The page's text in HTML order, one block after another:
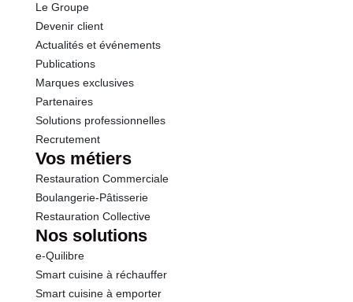
Le Groupe
Devenir client
Actualités et événements
Publications
Marques exclusives
Partenaires
Solutions professionnelles
Recrutement
Vos métiers
Restauration Commerciale
Boulangerie-Pâtisserie
Restauration Collective
Nos solutions
e-Quilibre
Smart cuisine à réchauffer
Smart cuisine à emporter